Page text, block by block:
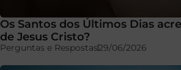
Os Santos dos Últimos Dias
de Jesus Cristo?
Perguntas e Respostas29/06/2026